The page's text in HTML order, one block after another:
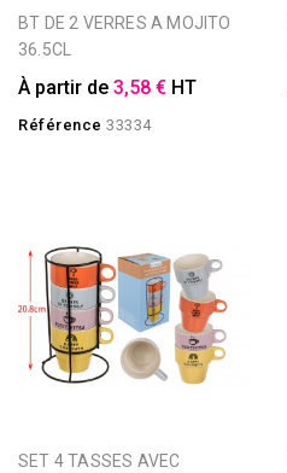
BT DE 2 VERRES A MOJITO
36.5CL
À partir de 3,58 € HT
Référence 33334
SET 4 TASSES AVEC